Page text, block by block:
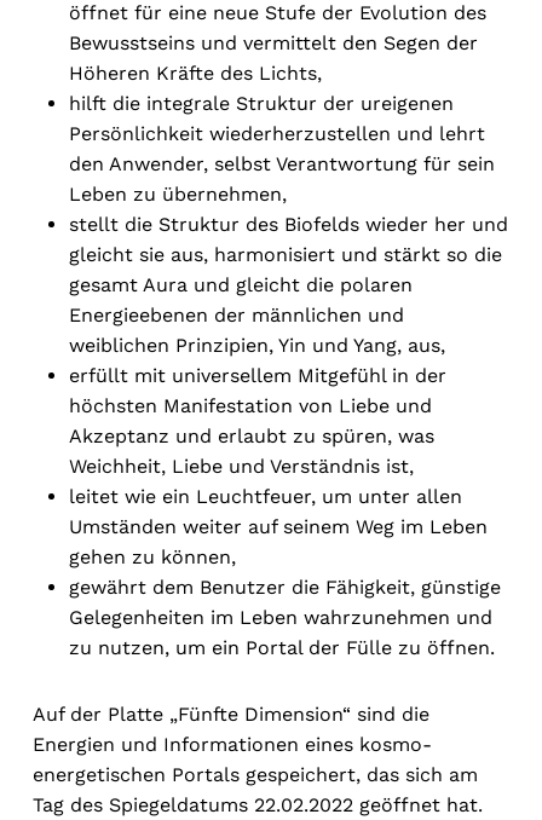
No products in the cart.
Go To Shop
öffnet für eine neue Stufe der Evolution des
Bewusstseins und vermittelt den Segen der
Höheren Kräfte des Lichts,
hilft die integrale Struktur der ureigenen
Persönlichkeit wiederherzustellen und lehrt
den Anwender, selbst Verantwortung für sein
Leben zu übernehmen,
stellt die Struktur des Biofelds wieder her und
gleicht sie aus, harmonisiert und stärkt so die
gesamt Aura und gleicht die polaren
Energieebenen der männlichen und
weiblichen Prinzipien, Yin und Yang, aus,
erfüllt mit universellem Mitgefühl in der
höchsten Manifestation von Liebe und
Akzeptanz und erlaubt zu spüren, was
Weichheit, Liebe und Verständnis ist,
leitet wie ein Leuchtfeuer, um unter allen
Umständen weiter auf seinem Weg im Leben
gehen zu können,
gewährt dem Benutzer die Fähigkeit, günstige
Gelegenheiten im Leben wahrzunehmen und
zu nutzen, um ein Portal der Fülle zu öffnen.
Auf der Platte „Fünfte Dimension“ sind die
Energien und Informationen eines kosmo-
energetischen Portals gespeichert, das sich am
Tag des Spiegeldatums 22.02.2022 geöffnet hat.